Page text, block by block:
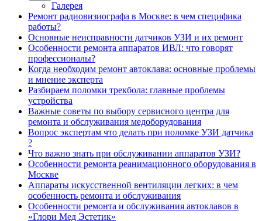
Галерея
Ремонт радиовизиографа в Москве: в чем специфика
работы?
Основные неисправности датчиков УЗИ и их ремонт
Особенности ремонта аппаратов ИВЛ: что говорят
профессионалы?
Когда необходим ремонт автоклава: основные проблемы
и мнение эксперта
Разбираем поломки трекбола: главные проблемы
устройства
Важные советы по выбору сервисного центра для
ремонта и обслуживания медоборудования
Вопрос экспертам что делать при поломке УЗИ датчика
?
Что важно знать при обслуживании аппаратов УЗИ?
Особенности ремонта реанимационного оборудования в
Москве
Аппараты искусственной вентиляции легких: в чем
особенность ремонта и обслуживания
Особенности ремонта и обслуживания автоклавов в
«Глори Мед Эстетик»